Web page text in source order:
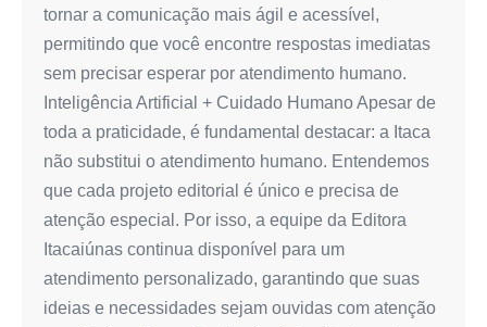
tornar a comunicação mais ágil e acessível,
permitindo que você encontre respostas imediatas
sem precisar esperar por atendimento humano.
Inteligência Artificial + Cuidado Humano Apesar de
toda a praticidade, é fundamental destacar: a Itaca
não substitui o atendimento humano. Entendemos
que cada projeto editorial é único e precisa de
atenção especial. Por isso, a equipe da Editora
Itacaiúnas continua disponível para um
atendimento personalizado, garantindo que suas
ideias e necessidades sejam ouvidas com atenção